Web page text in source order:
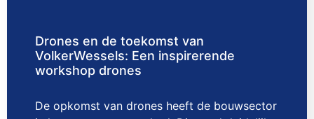
Drones en de toekomst van
VolkerWessels: Een inspirerende
workshop drones
De opkomst van drones heeft de bouwsector